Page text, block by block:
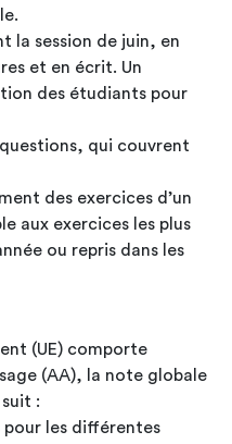
la session de juin, en
et en écrit. Un
des étudiants pour
qui couvrent
des exercices d’un
aux exercices les plus
ou repris dans les
(UE) comporte
(AA), la note globale
:
pour les différentes